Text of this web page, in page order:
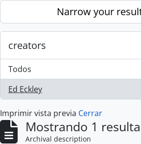
Skip to main contentNarrow your
creators
Todos
Ed Eckley
, 1 resultados
Imprimir vista previa Cerrar
Mostrando 1
Archival description